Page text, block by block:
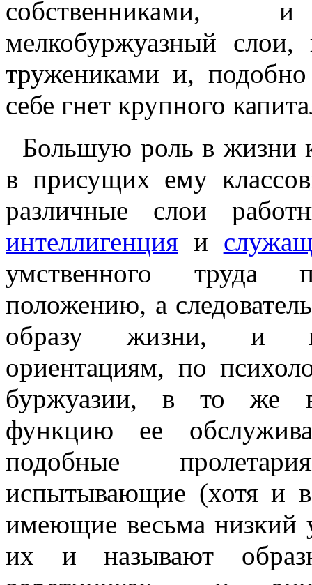
собственниками,
мелкобуржуазный
тружениками и,
себе гнет крупного
Большую роль в жизни
в присущих ему
различные слои
интеллигенция и
умственного труда
положению, а
образу жизни, и по
ориентациям, по
буржуазии, в то же
функцию ее
подобные
испытывающие (хотя и
имеющие весьма низкий
их и называют